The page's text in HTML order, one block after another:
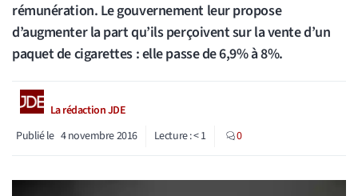
rémunération. Le gouvernement leur propose
d’augmenter la part qu’ils perçoivent sur la vente d’un
paquet de cigarettes : elle passe de 6,9% à 8%.
La rédaction JDE
Publié le 4 novembre 2016 Lecture :< 1 0